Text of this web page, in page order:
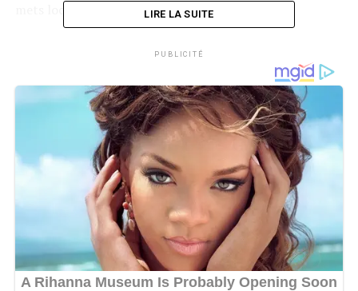
mets locaux à ses compères aux assises.
participants de valoriser la gastronomie de leurs
origines. Et cela, Maître Asham a réussi à le faire.
L’Association Africa Gastronomique, organisatrice de
cette Journée, a notamment offert une attestation aux
différents chefs cuisiniers présents, dont maître Asham,
non seulement pour avoir participé à l’événement, mais
surtout d’avoir fait de l’art culinaire un vecteur
important de la valorisation de la culture d’un pays.
En mettant en avant des ingrédients locaux et des
savoir-faire ancestraux, Maître Asham a non seulement
promu la culture culinaire du Gabon, mais a aussi inspiré
LIRE LA SUITE
PUBLICITÉ